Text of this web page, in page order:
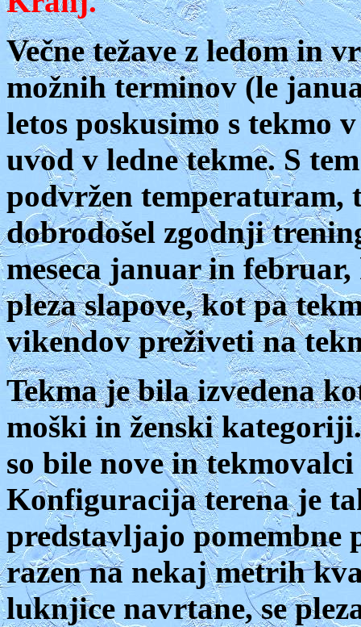
Večne težave z ledom in
možnih terminov (le
letos poskusimo s tekmo
uvod v ledne tekme. S
podvržen temperaturam,
dobrodošel zgodnji
meseca januar in
pleza slapove, kot pa
vikendov preživeti na
Tekma je bila izvedena
moški in ženski
so bile nove in
Konfiguracija terena je
predstavljajo pomembne
razen na nekaj metrih
luknjice navrtane, se